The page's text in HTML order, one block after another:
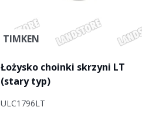
TIMKEN
Łożysko choinki skrzyni LT
(stary typ)
ULC1796LT